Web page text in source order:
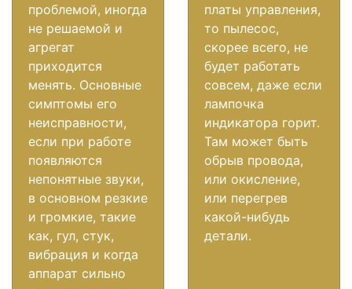
проблемой, иногда
не решаемой и
агрегат
приходится
менять. Основные
симптомы его
неисправности,
если при работе
появляются
непонятные звуки,
в основном резкие
и громкие, такие
как, гул, стук,
вибрация и когда
аппарат сильно
платы управления,
то пылесос,
скорее всего, не
будет работать
совсем, даже если
лампочка
индикатора горит.
Там может быть
обрыв провода,
или окисление,
или перегрев
какой-нибудь
детали.